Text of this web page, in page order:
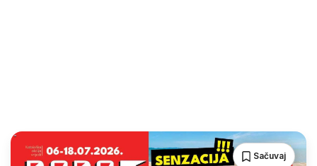
Sačuvaj